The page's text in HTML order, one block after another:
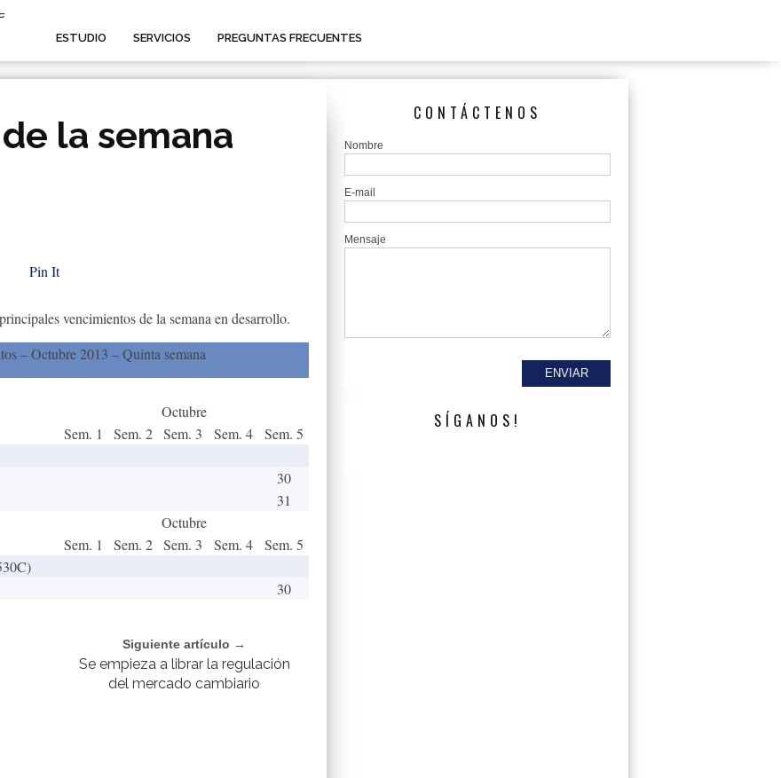
ESTUDIO SERVICIOS PREGUNTAS FRECUENTES
la semana
Pin It
vencimientos de la semana en desarrollo.
– Octubre 2013 – Quinta semana
Octubre
Sem. 1
Sem. 2 Sem. 3 Sem. 4
Sem. 5
30
31
Octubre
Sem. 1
Sem. 2 Sem. 3 Sem. 4
Sem. 5
30
Siguiente artículo →
Se empieza a librar la regulación
del mercado cambiario
CONTÁCTENOS
Nombre
E-mail
Mensaje
SÍGANOS!